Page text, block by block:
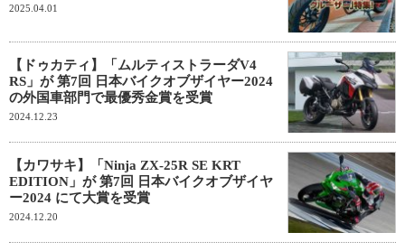
2025.04.01
【ドゥカティ】「ムルティストラーダV4
RS」が 第7回 日本バイクオブザイヤー2024
の外国車部門で最優秀金賞を受賞
2024.12.23
【カワサキ】「Ninja ZX-25R SE KRT
EDITION」が 第7回 日本バイクオブザイヤ
ー2024 にて大賞を受賞
2024.12.20